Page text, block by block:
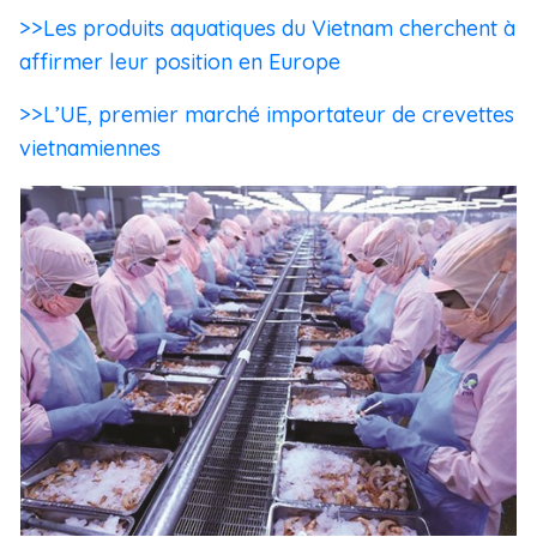
>>Les produits aquatiques du Vietnam cherchent à
affirmer leur position en Europe
>>L’UE, premier marché importateur de crevettes
vietnamiennes